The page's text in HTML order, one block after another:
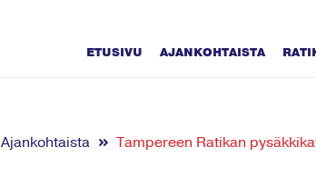
ETUSIVU AJANKOHTAISTA
Ajankohtaista Tampereen Ratikan